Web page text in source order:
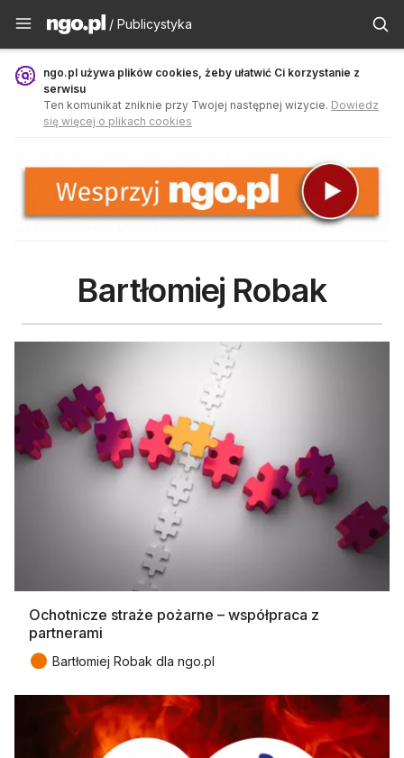
Publicystyka - ngo.pl
/ Publicystyka
ngo.pl używa plików cookies, żeby ułatwić Ci korzystanie z
serwisu
Ten komunikat zniknie przy Twojej następnej wizycie. Dowiedz
się więcej o plikach cookies
Bartłomiej Robak
Ochotnicze straże pożarne – współpraca z
partnerami
● Bartłomiej Robak dla ngo.pl